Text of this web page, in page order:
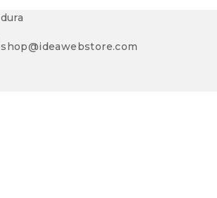
shop@ideawebstore.com